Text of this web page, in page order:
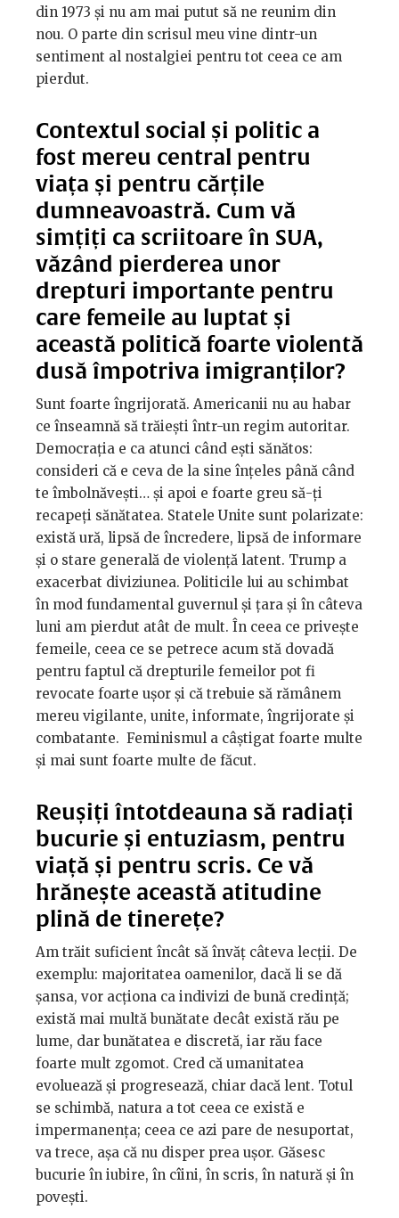
din 1973 și nu am mai putut să ne reunim din
nou. O parte din scrisul meu vine dintr-un
sentiment al nostalgiei pentru tot ceea ce am
pierdut.
Contextul social și politic a
fost mereu central pentru
viața și pentru cărțile
dumneavoastră. Cum vă
simțiți ca scriitoare în SUA,
văzând pierderea unor
drepturi importante pentru
care femeile au luptat și
această politică foarte violentă
dusă împotriva imigranților?
Sunt foarte îngrijorată. Americanii nu au habar
ce înseamnă să trăiești într-un regim autoritar.
Democrația e ca atunci când ești sănătos:
consideri că e ceva de la sine înțeles până când
te îmbolnăvești… și apoi e foarte greu să-ți
recapeți sănătatea. Statele Unite sunt polarizate:
există ură, lipsă de încredere, lipsă de informare
și o stare generală de violență latent. Trump a
exacerbat diviziunea. Politicile lui au schimbat
în mod fundamental guvernul și țara și în câteva
luni am pierdut atât de mult. În ceea ce privește
femeile, ceea ce se petrece acum stă dovadă
pentru faptul că drepturile femeilor pot fi
revocate foarte ușor și că trebuie să rămânem
mereu vigilante, unite, informate, îngrijorate și
combatante. Feminismul a câștigat foarte multe
și mai sunt foarte multe de făcut.
Reușiți întotdeauna să radiați
bucurie și entuziasm, pentru
viață și pentru scris. Ce vă
hrănește această atitudine
plină de tinerețe?
Am trăit suficient încât să învăț câteva lecții. De
exemplu: majoritatea oamenilor, dacă li se dă
șansa, vor acționa ca indivizi de bună credință;
există mai multă bunătate decât există rău pe
lume, dar bunătatea e discretă, iar rău face
foarte mult zgomot. Cred că umanitatea
evoluează și progresează, chiar dacă lent. Totul
se schimbă, natura a tot ceea ce există e
impermanența; ceea ce azi pare de nesuportat,
va trece, așa că nu disper prea ușor. Găsesc
bucurie în iubire, în cîini, în scris, în natură și în
povești.